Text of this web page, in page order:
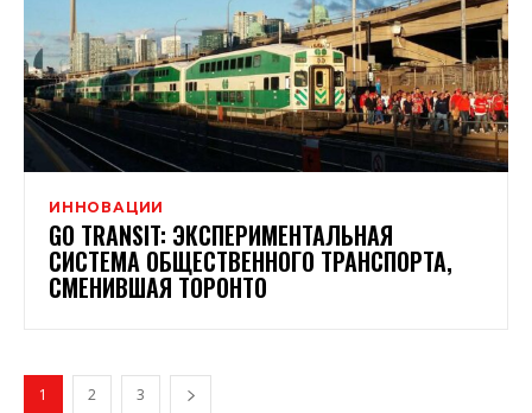
ИННОВАЦИИ
GO TRANSIT: ЭКСПЕРИМЕНТАЛЬНАЯ
СИСТЕМА ОБЩЕСТВЕННОГО ТРАНСПОРТА,
СМЕНИВШАЯ ТОРОНТО
1 2 3